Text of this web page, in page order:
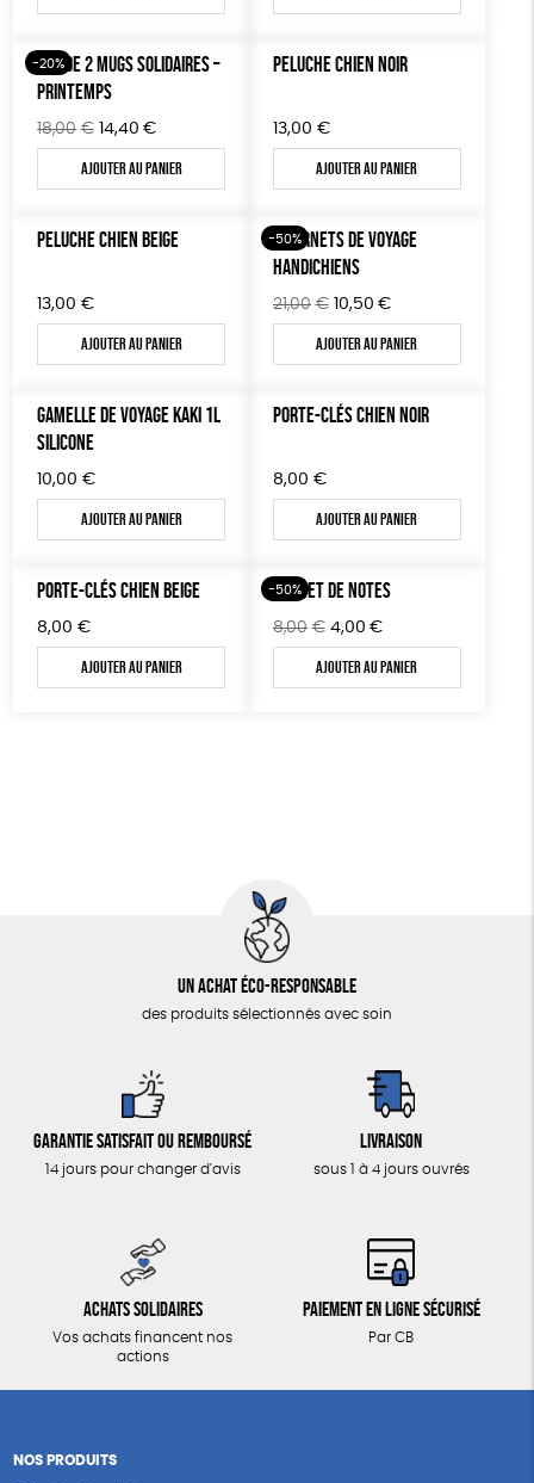
18,00€.14,40€.
18,00€.14,40€.
-20%
LOT DE 2 MUGS SOLIDAIRES –
PRINTEMPS
18,00 € Le
prix
initial
18,00€.
14,40 €Le
prix
actuel
14,40€.
Ajouter au panier
PELUCHE CHIEN NOIR
13,00 €
Ajouter au panier
PELUCHE CHIEN BEIGE
13,00 €
Ajouter au panier
-50%
7 CARNETS DE VOYAGE
HANDICHIENS
21,00 € Le
prix
initial
21,00€.
10,50 €Le
prix
actuel
10,50€.
Ajouter au panier
GAMELLE DE VOYAGE KAKI 1L
SILICONE
10,00 €
Ajouter au panier
PORTE-CLÉS CHIEN NOIR
8,00 €
Ajouter au panier
PORTE-CLÉS CHIEN BEIGE
8,00 €
Ajouter au panier
-50%
CARNET DE NOTES
8,00 € Le
prix
initial
4,00 €Le
prix
actuel
Ajouter au panier
Un achat éco-responsable
des produits sélectionnés avec soin
Garantie satisfait ou remboursé
14 jours pour changer d'avis
Livraison
sous 1 à 4 jours ouvrés
Achats solidaires
Vos achats financent nos
actions
Paiement en ligne sécurisé
Par CB
NOS PRODUITS